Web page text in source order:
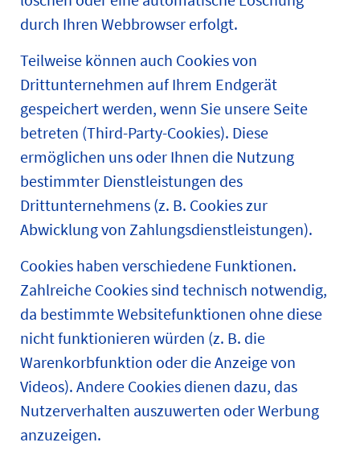
durch Ihren Webbrowser erfolgt.
Teilweise können auch Cookies von
Drittunternehmen auf Ihrem Endgerät
gespeichert werden, wenn Sie unsere Seite
betreten (Third-Party-Cookies). Diese
ermöglichen uns oder Ihnen die Nutzung
bestimmter Dienstleistungen des
Drittunternehmens (z. B. Cookies zur
Abwicklung von Zahlungsdienstleistungen).
Cookies haben verschiedene Funktionen.
Zahlreiche Cookies sind technisch notwendig,
da bestimmte Websitefunktionen ohne diese
nicht funktionieren würden (z. B. die
Warenkorbfunktion oder die Anzeige von
Videos). Andere Cookies dienen dazu, das
Nutzerverhalten auszuwerten oder Werbung
anzuzeigen.